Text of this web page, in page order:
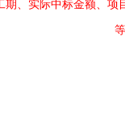
期、实际中标金额、